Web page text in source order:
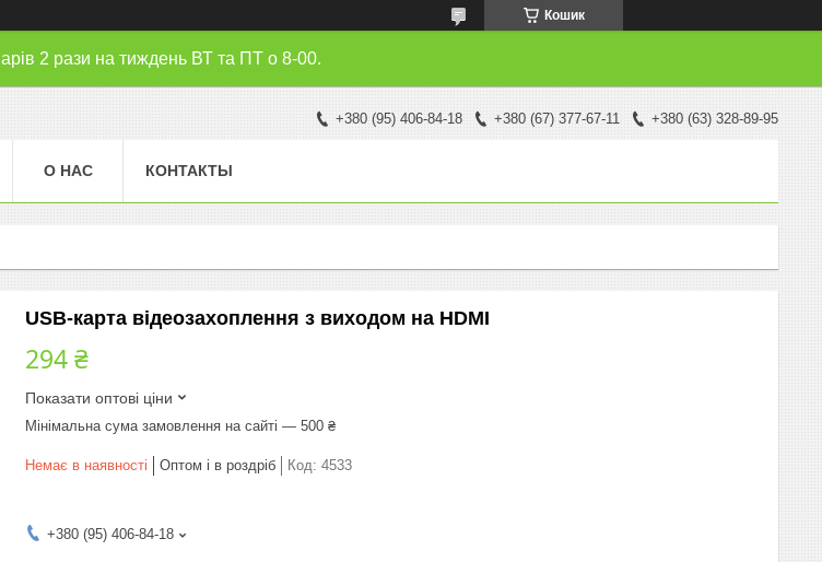
Кошик
2 рази на тиждень ВТ та ПТ о 8-00.
+380 (95) 406-84-18 +380 (67) 377-67-11 +380 (63) 328-89-95
О НАС КОНТАКТЫ
USB-карта відеозахоплення з виходом на HDMI
294 ₴
Показати оптові ціни
Мінімальна сума замовлення на сайті — 500 ₴
Немає в наявності Оптом і в роздріб Код: 4533
+380 (95) 406-84-18